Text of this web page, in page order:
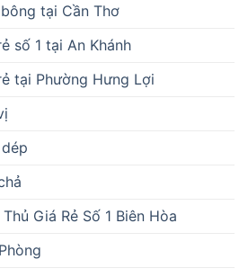
tại Cần Thơ
số 1 tại An Khánh
tại Phường Hưng Lợi
Giá Rẻ Số 1 Biên Hòa